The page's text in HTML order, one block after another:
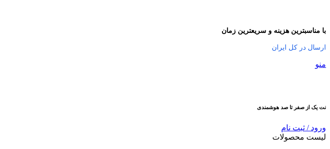
با مناسبترین هزینه و سریعترین زمان
ارسال در کل ایران
منو
نت یک از صفر تا صد هوشمندی
ورود / ثبت نام
لیست محصولات